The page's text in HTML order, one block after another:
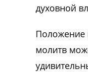
духовной
Положение
молитв